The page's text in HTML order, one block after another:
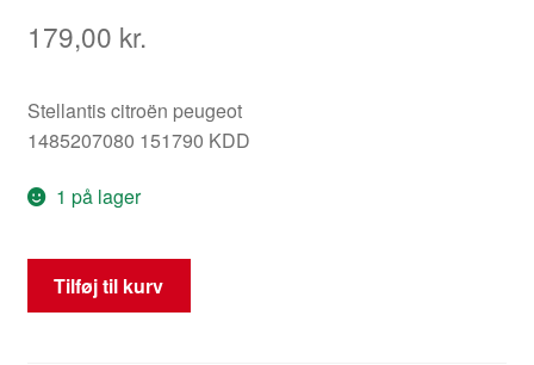
179,00 kr.
Stellantis citroën peugeot
1485207080 151790 KDD
1 på lager
Dæksel
Tilføj til kurv